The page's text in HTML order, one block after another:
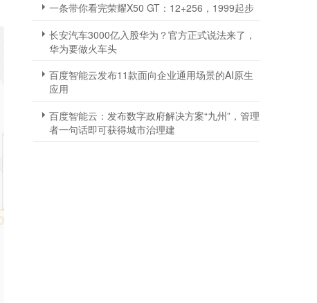
一条带你看完荣耀X50 GT：12+256，1999起步
长安汽车3000亿入股华为？官方正式说法来了，
华为要做火车头
百度智能云发布11款面向企业通用场景的AI原生
应用
百度智能云：发布数字政府解决方案“九州”，管理
者一句话即可获得城市治理建